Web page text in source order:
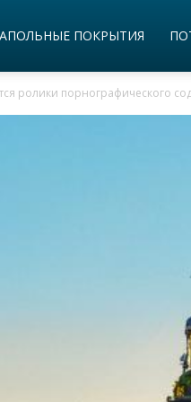
ПОКРЫТИЯ
ролики порнографического